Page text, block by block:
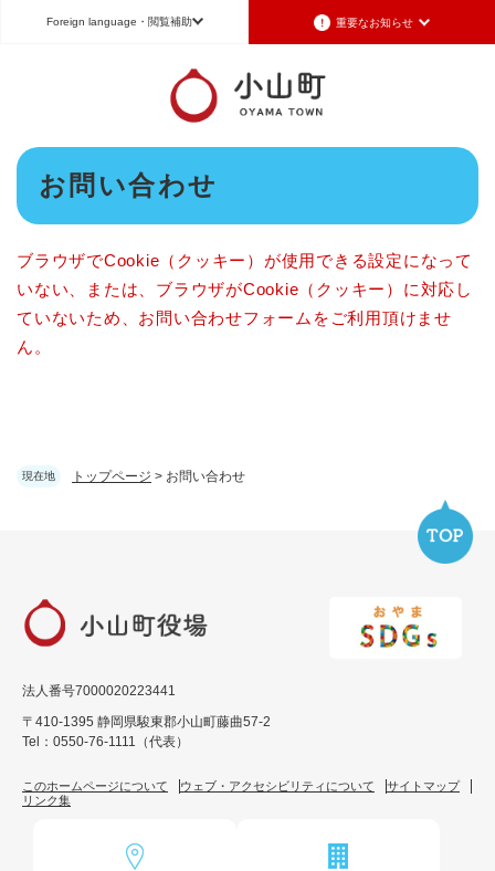
メニューを飛ばして本文へ
Foreign language ・閲覧補助 重要なお知らせ
Foreign language
日本語（Japanese） English（英語）
中文（簡体字）
Português（ポルトガル語）
文字サイズ 標準 拡大 背景色変更 白 黒 青
現在地 トップページ > お問い合わせ
本
お問い合わせ
ブラウザでCookie（クッキー）が使用できる設定になって
いない、または、ブラウザがCookie（クッキー）に対応し
ていないため、お問い合わせフォームをご利用頂けませ
ん。
法人番号7000020223441
〒410-1395 静岡県駿東郡小山町藤曲57-2
Tel：0550-76-1111（代表）
このホームページについて ウェブ・アクセシビリティについて
サイトマップ
リンク集